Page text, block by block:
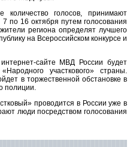
количество голосов, принимают
по 16 октября путем голосования
региона определят лучшего
на Всероссийском конкурсе и
сайте МВД России будет
участкового» страны.
в торжественной обстановке в
полиции.
проводится в России уже в
люди посредством голосования